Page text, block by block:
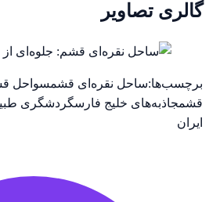
گالری تصاویر
برچسب‌ها:ساحل نقره‌ای قشمسواحل
قشمجاذبه‌های خلیج فارسگردشگری
ایران